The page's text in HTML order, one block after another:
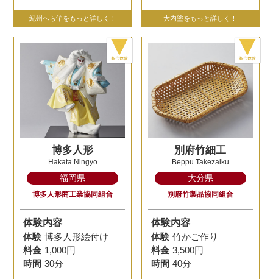
紀州へら竿をもっと詳しく！ 大内塗をもっと詳しく！
博多人形
Hakata Ningyo
福岡県
博多人形商工業協同組合
体験内容
体験 博多人形絵付け
料金 1,000円
時間 30分
別府竹細工
Beppu Takezaiku
大分県
別府竹製品協同組合
体験内容
体験 竹かご作り
料金 3,500円
時間 40分